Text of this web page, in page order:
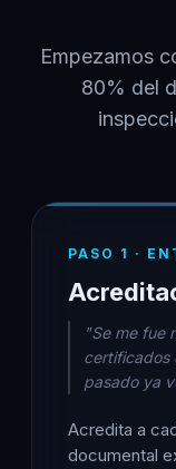
Empezamos
80% del
PASO 1 ·
"Se me fue
certificados
pasado ya
Acredita a
documental